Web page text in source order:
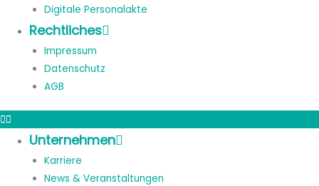
Digitale Personalakte
Rechtliches
Impressum
Datenschutz
AGB
Unternehmen
Karriere
News & Veranstaltungen